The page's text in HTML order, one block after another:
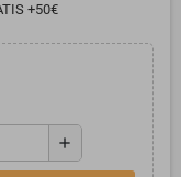
+50€
add